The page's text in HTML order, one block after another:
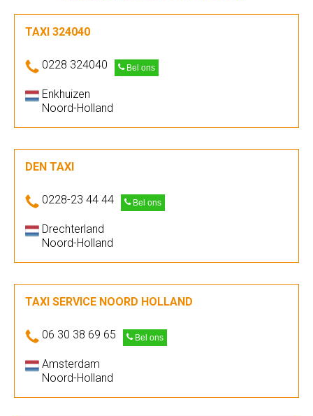
TAXI 324040
0228 324040 Bel ons
Enkhuizen
Noord-Holland
DEN TAXI
0228-23 44 44 Bel ons
Drechterland
Noord-Holland
TAXI SERVICE NOORD HOLLAND
06 30 38 69 65 Bel ons
Amsterdam
Noord-Holland